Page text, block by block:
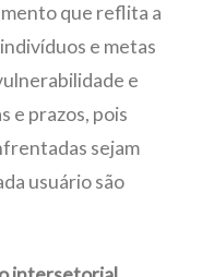
que reflita a
e metas
e
e prazos, pois
sejam
usuário são